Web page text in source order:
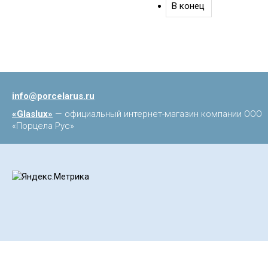
В конец
info@porcelarus.ru
«Glaslux» — официальный интернет-магазин компании ООО
«Порцела Рус»